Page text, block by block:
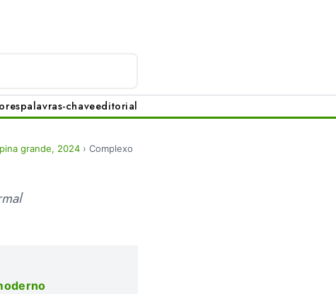
palavras-chaveeditorial
grande, 2024 › Complexo